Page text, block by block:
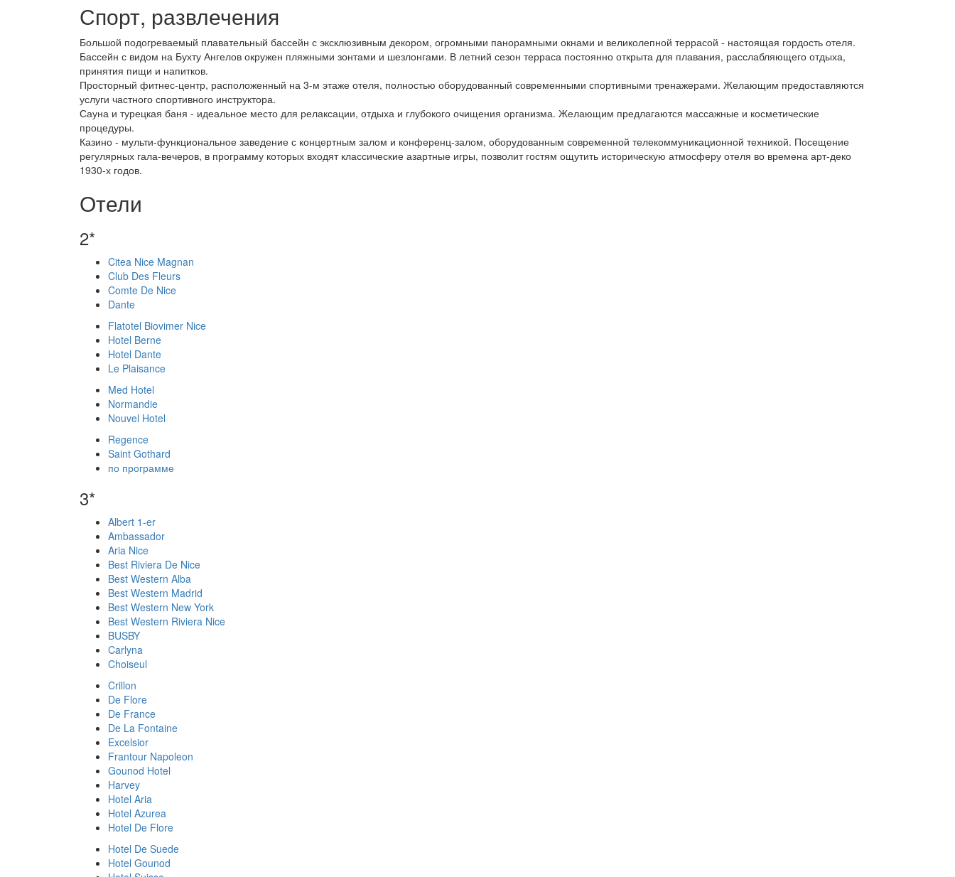
Спорт, развлечения
Большой подогреваемый плавательный бассейн с эксклюзивным декором, огромными панорамными окнами и великолепной террасой - настоящая гордость отеля.
Бассейн с видом на Бухту Ангелов окружен пляжными зонтами и шезлонгами. В летний сезон терраса постоянно открыта для плавания, расслабляющего отдыха,
принятия пищи и напитков.
Просторный фитнес-центр, расположенный на 3-м этаже отеля, полностью оборудованный современными спортивными тренажерами. Желающим предоставляются
услуги частного спортивного инструктора.
Сауна и турецкая баня - идеальное место для релаксации, отдыха и глубокого очищения организма. Желающим предлагаются массажные и косметические
процедуры.
Казино - мульти-функциональное заведение с концертным залом и конференц-залом, оборудованным современной телекоммуникационной техникой. Посещение
регулярных гала-вечеров, в программу которых входят классические азартные игры, позволит гостям ощутить историческую атмосферу отеля во времена арт-деко
1930-х годов.
Отели
2*
Citea Nice Magnan
Club Des Fleurs
Comte De Nice
Dante
Flatotel Biovimer Nice
Hotel Berne
Hotel Dante
Le Plaisance
Med Hotel
Normandie
Nouvel Hotel
Regence
Saint Gothard
по программе
3*
Albert 1-er
Ambassador
Aria Nice
Best Riviera De Nice
Best Western Alba
Best Western Madrid
Best Western New York
Best Western Riviera Nice
BUSBY
Carlyna
Choiseul
Crillon
De Flore
De France
De La Fontaine
Excelsior
Frantour Napoleon
Gounod Hotel
Harvey
Hotel Aria
Hotel Azurea
Hotel De Flore
Hotel De Suede
Hotel Gounod